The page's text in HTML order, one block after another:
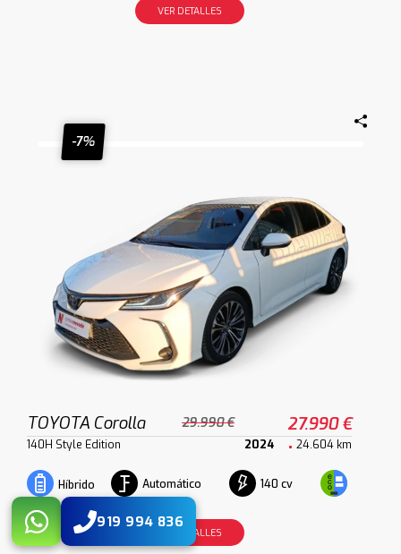
VER DETALLES
-7%
TOYOTA Corolla 29.990 € 27.990 €
140H Style Edition 2024 24.604 km
Híbrido Automático 140 cv
VER DETALLES
919 994 836